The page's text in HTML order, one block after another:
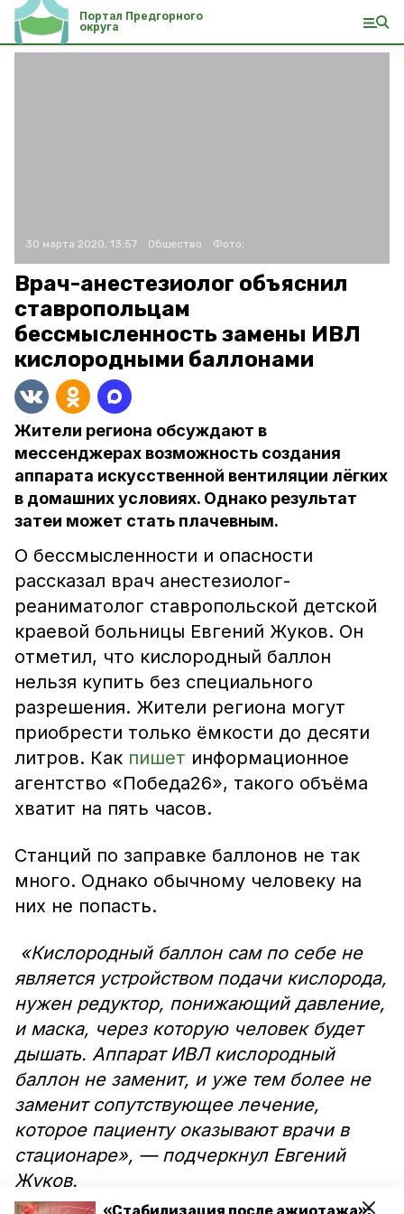
Портал Предгорного
округа
30 марта 2020, 13:57 Общество Фото:
Врач-анестезиолог объяснил
ставропольцам
бессмысленность замены ИВЛ
кислородными баллонами
Жители региона обсуждают в
мессенджерах возможность создания
аппарата искусственной вентиляции лёгких
в домашних условиях. Однако результат
затеи может стать плачевным.
О бессмысленности и опасности
рассказал врач анестезиолог-
реаниматолог ставропольской детской
краевой больницы Евгений Жуков. Он
отметил, что кислородный баллон
нельзя купить без специального
разрешения. Жители региона могут
приобрести только ёмкости до десяти
литров. Как пишет информационное
агентство «Победа26», такого объёма
хватит на пять часов.
Станций по заправке баллонов не так
много. Однако обычному человеку на
них не попасть.
«Кислородный баллон сам по себе не
является устройством подачи кислорода,
нужен редуктор, понижающий давление,
и маска, через которую человек будет
дышать. Аппарат ИВЛ кислородный
баллон не заменит, и уже тем более не
заменит сопутствующее лечение,
которое пациенту оказывают врачи в
стационаре», — подчеркнул Евгений
Жуков.